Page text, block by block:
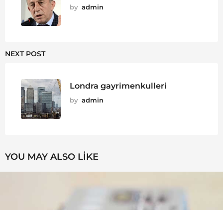
by admin
NEXT POST
Londra gayrimenkulleri
by admin
YOU MAY ALSO LIKE